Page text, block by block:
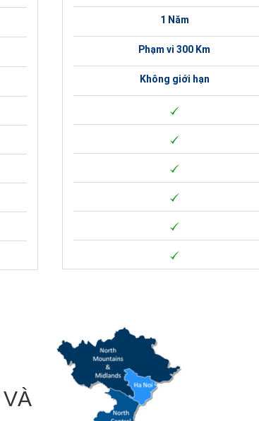
1 Năm
Phạm vi 300 Km
Không giới hạn